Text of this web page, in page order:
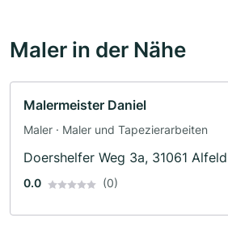
Maler in der Nähe
Malermeister Daniel
Maler · Maler und Tapezierarbeiten
Doershelfer Weg 3a, 31061
0.0 (0)